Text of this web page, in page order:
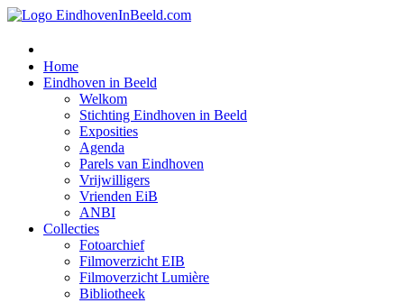
Home
Eindhoven in Beeld
Welkom
Stichting Eindhoven in Beeld
Exposities
Agenda
Parels van Eindhoven
Vrijwilligers
Vrienden EiB
ANBI
Collecties
Fotoarchief
Filmoverzicht EIB
Filmoverzicht Lumière
Bibliotheek